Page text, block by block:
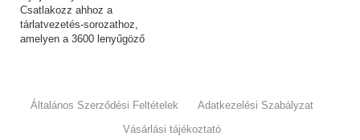
Csatlakozz ahhoz a
tárlatvezetés-sorozathoz,
amelyen a 3600 lenyűgöző
Általános Szerződési Feltételek
Adatkezelési Szabályzat
Vásárlási tájékoztató